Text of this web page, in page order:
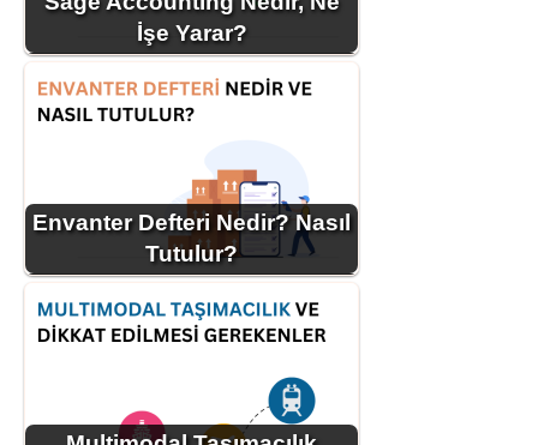
İşe Yarar?
Envanter Defteri Nedir? Nasıl
Tutulur?